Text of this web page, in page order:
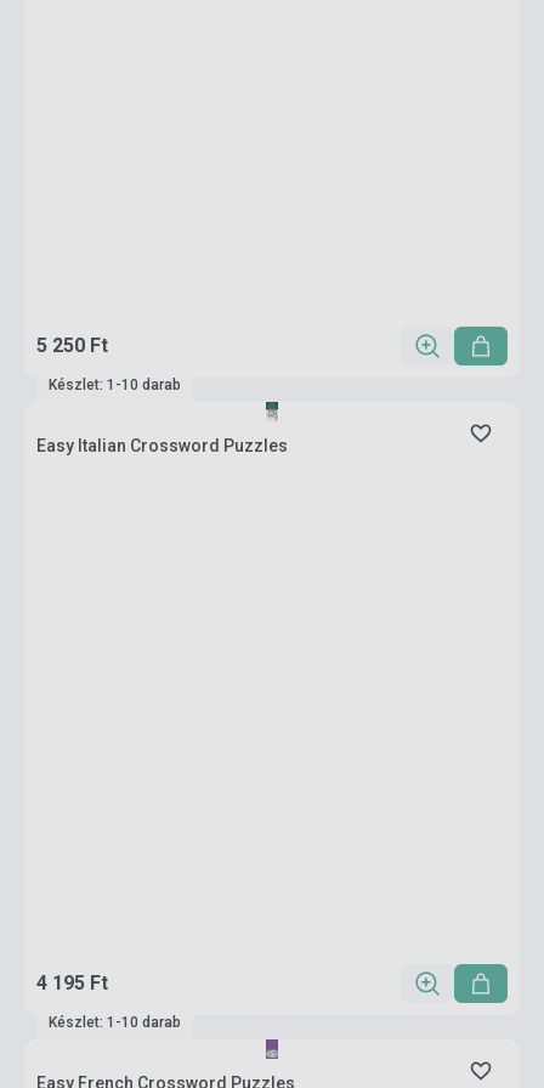
5 250 Ft
Készlet: 1-10 darab
Easy Italian Crossword Puzzles
4 195 Ft
Készlet: 1-10 darab
Easy French Crossword Puzzles